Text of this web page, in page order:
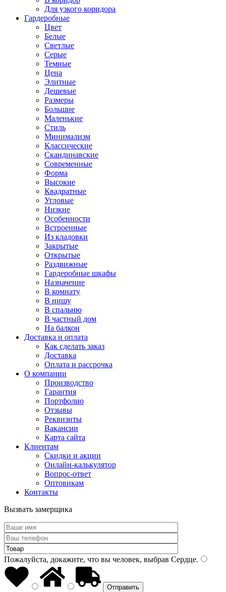
Для узкого коридора
Гардеробные
Цвет
Белые
Светлые
Серые
Темные
Цена
Элитные
Дешевые
Размеры
Большие
Маленькие
Стиль
Минимализм
Классические
Скандинавские
Современные
Форма
Высокие
Квадратные
Угловые
Низкие
Особенности
Встроенные
Из кладовки
Закрытые
Открытые
Раздвижные
Гардеробные шкафы
Назначение
В комнату
В нишу
В спальню
В частный дом
На балкон
Доставка и оплата
Как сделать заказ
Доставка
Оплата и рассрочка
О компании
Производство
Гарантия
Портфолио
Отзывы
Реквизиты
Вакансии
Карта сайта
Клиентам
Скидки и акции
Онлайн-калькулятор
Вопрос-ответ
Оптовикам
Контакты
Вызвать замерщика
Пожалуйста, докажите, что вы человек, выбрав Сердце.